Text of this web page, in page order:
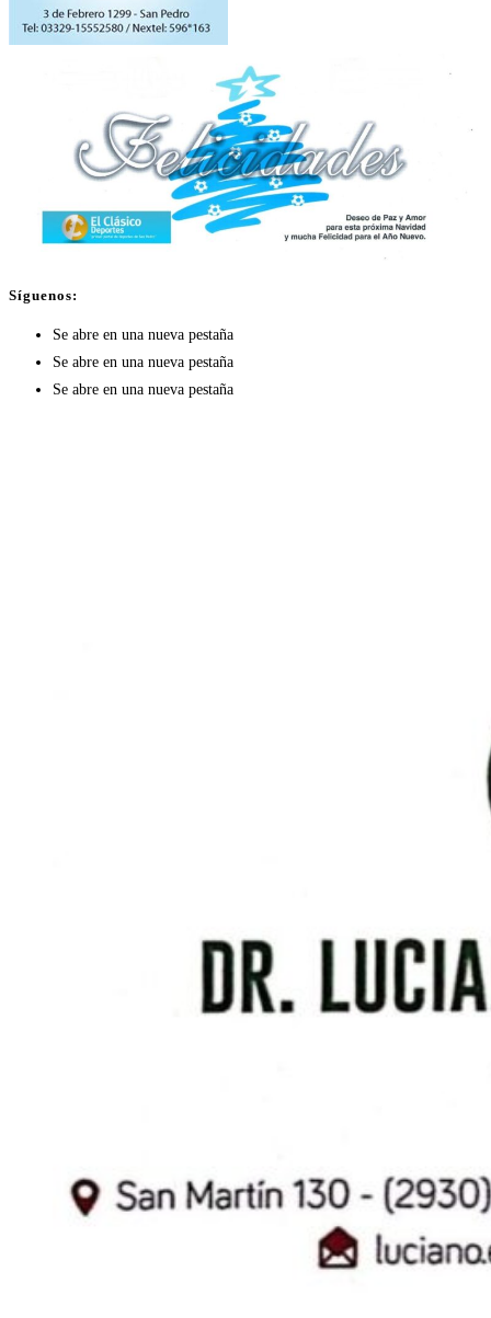
Síguenos:
Se abre en una nueva pestaña
Se abre en una nueva pestaña
Se abre en una nueva pestaña